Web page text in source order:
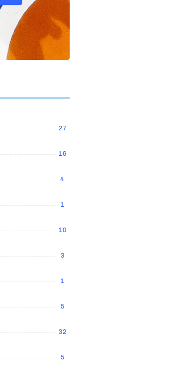
27
16
4
1
10
3
1
5
32
5